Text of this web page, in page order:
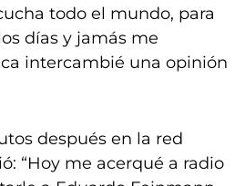
todo el mundo, para
días y jamás me
intercambié una opinión
después en la red
“Hoy me acerqué a radio